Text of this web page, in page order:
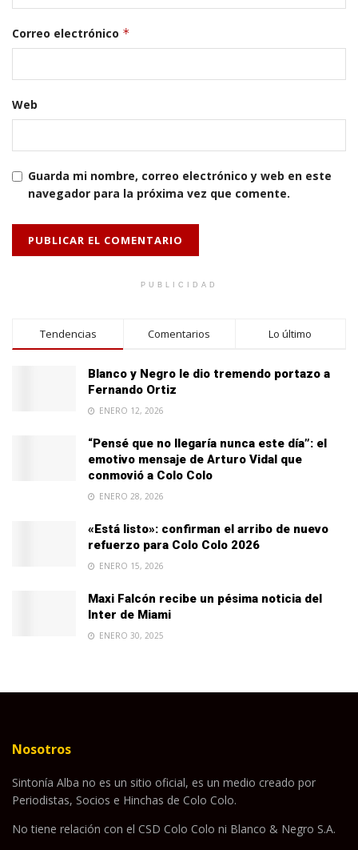
Correo electrónico *
Web
Guarda mi nombre, correo electrónico y web en este
navegador para la próxima vez que comente.
PUBLICIDAD
Tendencias Comentarios Lo último
Blanco y Negro le dio tremendo portazo a
Fernando Ortiz
ENERO 12, 2026
“Pensé que no llegaría nunca este día”: el
emotivo mensaje de Arturo Vidal que
conmovió a Colo Colo
ENERO 28, 2026
«Está listo»: confirman el arribo de nuevo
refuerzo para Colo Colo 2026
ENERO 15, 2026
Maxi Falcón recibe un pésima noticia del
Inter de Miami
ENERO 30, 2025
Nosotros
Sintonía Alba no es un sitio oficial, es un medio creado por
Periodistas, Socios e Hinchas de Colo Colo.
No tiene relación con el CSD Colo Colo ni Blanco & Negro S.A.